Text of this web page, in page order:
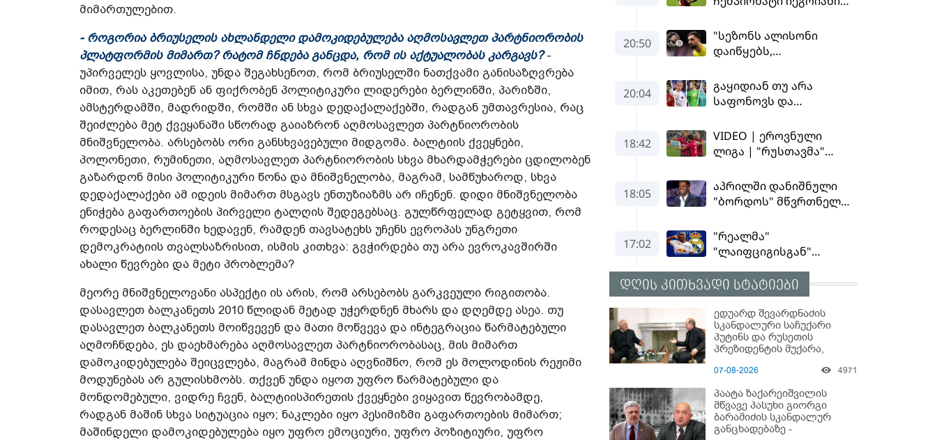
მიმართულებით.
- როგორია ბრიუსელის ახლანდელი დამოკიდებულება აღმოსავლეთ პარტნიორობის
პლატფორმის მიმართ? რატომ ჩნდება განცდა, რომ ის აქტუალობას კარგავს?-
უპირველეს ყოვლისა, უნდა შეგახსენოთ, რომ ბრიუსელში ნათქვამი განისაზღვრება
იმით, რას აკეთებენ ან ფიქრობენ პოლიტიკური ლიდერები ბერლინში, პარიზში,
ამსტერდამში, მადრიდში, რომში ან სხვა დედაქალაქებში, რადგან უმთავრესია, რაც
შეიძლება მეტ ქვეყანაში სწორად გაიაზრონ აღმოსავლეთ პარტნიორობის
მნიშვნელობა. არსებობს ორი განსხვავებული მიდგომა. ბალტიის ქვეყნები,
პოლონეთი, რუმინეთი, აღმოსავლეთ პარტნიორობის სხვა მხარდამჭერები ცდილობენ
გაზარდონ მისი პოლიტიკური წონა და მნიშვნელობა, მაგრამ, სამწუხაროდ, სხვა
დედაქალაქები ამ იდეის მიმართ მსგავს ენთუზიაზმს არ იჩენენ. დიდი მნიშვნელობა
ენიჭება გაფართოების პირველი ტალღის შედეგებსაც. გულწრფელად გეტყვით, რომ
როდესაც ბერლინში ხედავენ, რამდენ თავსატეხს უჩენს ევროპას უნგრეთი
დემოკრატიის თვალსაზრისით, ისმის კითხვა: გვჭირდება თუ არა ევროკავშირში
ახალი წევრები და მეტი პრობლემა?
მეორე მნიშვნელოვანი ასპექტი ის არის, რომ არსებობს გარკვეული რიგითობა.
დასავლეთ ბალკანეთს 2010 წლიდან მეტად უჭერდნენ მხარს და დღემდე ასეა. თუ
დასავლეთ ბალკანეთს მოიწვევენ და მათი მოწვევა და ინტეგრაცია წარმატებული
აღმოჩნდება, ეს დაეხმარება აღმოსავლეთ პარტნიორობასაც, მის მიმართ
დამოკიდებულება შეიცვლება, მაგრამ მინდა აღვნიშნო, რომ ეს მოლოდინის რეჟიმი
მოდუნებას არ გულისხმობს. თქვენ უნდა იყოთ უფრო წარმატებული და
მონდომებული, ვიდრე ჩვენ, ბალტიისპირეთის ქვეყნები ვიყავით წევრობამდე,
რადგან მაშინ სხვა სიტუაცია იყო; ნაკლები იყო პესიმიზმი გაფართოების მიმართ;
მაშინდელი დამოკიდებულება იყო უფრო ემოციური, უფრო პოზიტიური, უფრო
დღის კითხვადი სტატიები
ედუარდ შევარდნაძის
სკანდალური საჩუქარი
პუტინს და რუსეთის
პრეზიდენტის მუქარა,
აასრულა
07-08-2026 4971
პაატა ზაქარეიშვილის
მწვავე პასუხი გიორგი
ბარამიძის სკანდალურ
განცხადებაზე -